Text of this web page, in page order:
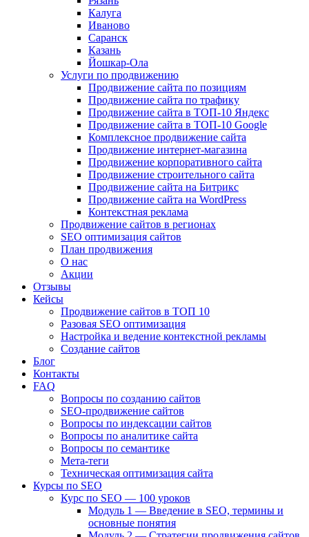
Калуга
Иваново
Саранск
Казань
Йошкар-Ола
Услуги по продвижению
Продвижение сайта по позициям
Продвижение сайта по трафику
Продвижение сайта в ТОП-10 Яндекс
Продвижение сайта в ТОП-10 Google
Комплексное продвижение сайта
Продвижение интернет-магазина
Продвижение корпоративного сайта
Продвижение строительного сайта
Продвижение сайта на Битрикс
Продвижение сайта на WordPress
Контекстная реклама
Продвижение сайтов в регионах
SEO оптимизация сайтов
План продвижения
О нас
Акции
Отзывы
Кейсы
Продвижение сайтов в ТОП 10
Разовая SEO оптимизация
Настройка и ведение контекстной рекламы
Создание сайтов
Блог
Контакты
FAQ
Вопросы по созданию сайтов
SEO-продвижение сайтов
Вопросы по индексации сайтов
Вопросы по аналитике сайта
Вопросы по семантике
Мета-теги
Техническая оптимизация сайта
Курсы по SEO
Курс по SEO — 100 уроков
Модуль 1 — Введение в SEO, термины и
основные понятия